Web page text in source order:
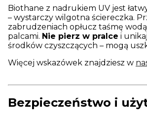
Biothane z nadrukiem UV jest
– wystarczy wilgotna ściereczka.
zabrudzeniach opłucz taśmę
palcami. Nie pierz w pralce i
środków czyszczących – mogą
Więcej wskazówek znajdziesz w
Bezpieczeństwo i